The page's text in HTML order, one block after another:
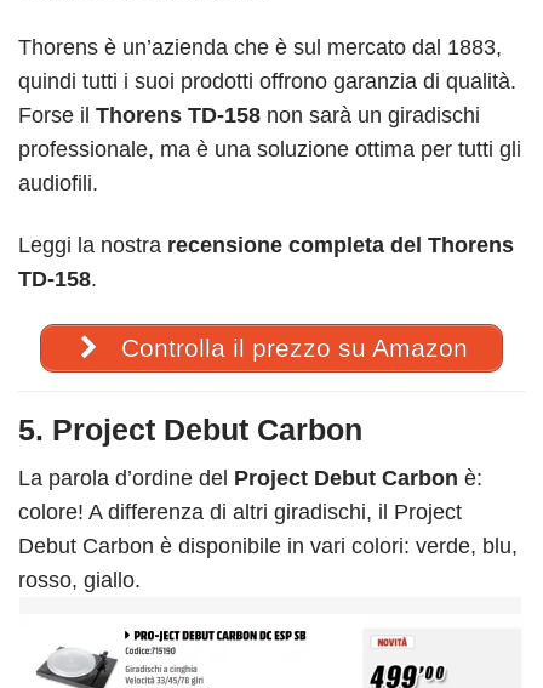
Thorens è un’azienda che è sul mercato dal 1883,
quindi tutti i suoi prodotti offrono garanzia di qualità.
Forse il Thorens TD-158 non sarà un giradischi
professionale, ma è una soluzione ottima per tutti gli
audiofili.
Leggi la nostra recensione completa del Thorens
TD-158.
Controlla il prezzo su Amazon
5. Project Debut Carbon
La parola d’ordine del Project Debut Carbon è:
colore! A differenza di altri giradischi, il Project
Debut Carbon è disponibile in vari colori: verde, blu,
rosso, giallo.